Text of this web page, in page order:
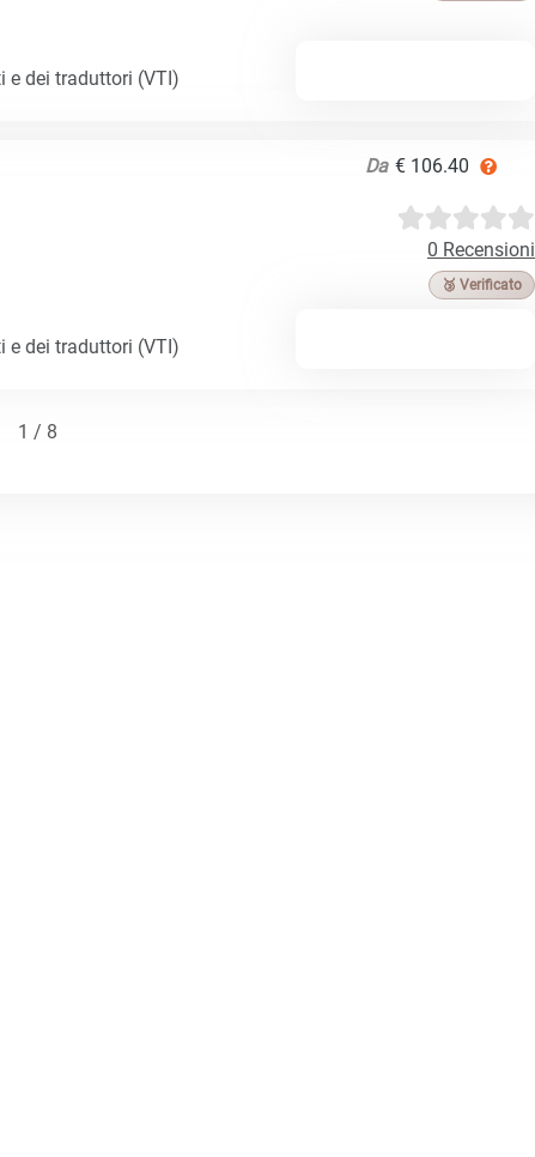
e dei traduttori (VTI)
Da € 106.40
0 Recensioni
🥉 Verificato
e dei traduttori (VTI)
1 / 8